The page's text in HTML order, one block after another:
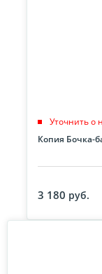
Уточнить о
Копия Бочка-
3 180 руб.